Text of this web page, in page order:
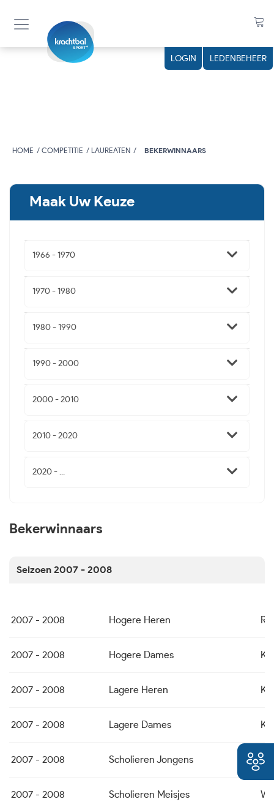
LOGIN LEDENBEHEER
HOME COMPETITIE LAUREATEN BEKERWINNAARS
Maak Uw Keuze
1966 - 1970
1970 - 1980
1980 - 1990
1990 - 2000
2000 - 2010
2010 - 2020
2020 - ...
Bekerwinnaars
Seizoen 2007 - 2008
2007 - 2008 Hogere Heren
2007 - 2008 Hogere Dames
2007 - 2008 Lagere Heren
2007 - 2008 Lagere Dames
2007 - 2008 Scholieren Jongens
2007 - 2008 Scholieren Meisjes